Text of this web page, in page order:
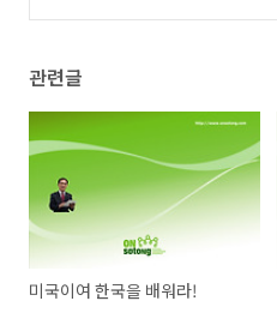
관련글
미국이여 한국을 배워라!